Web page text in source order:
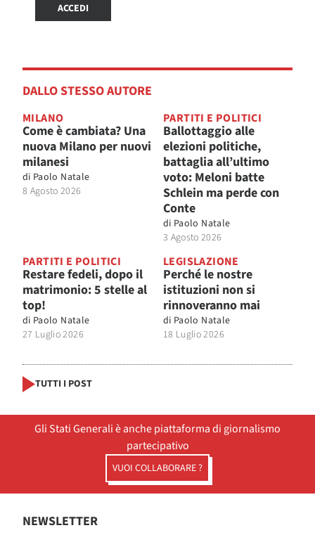
ACCEDI
DALLO STESSO AUTORE
MILANO
Come è cambiata? Una
nuova Milano per nuovi
milanesi
di Paolo Natale
8 Agosto 2026
PARTITI E POLITICI
Ballottaggio alle
elezioni politiche,
battaglia all’ultimo
voto: Meloni batte
Schlein ma perde con
Conte
di Paolo Natale
3 Agosto 2026
PARTITI E POLITICI
Restare fedeli, dopo il
matrimonio: 5 stelle al
top!
di Paolo Natale
27 Luglio 2026
LEGISLAZIONE
Perché le nostre
istituzioni non si
rinnoveranno mai
di Paolo Natale
18 Luglio 2026
TUTTI I POST
Gli Stati Generali è anche piattaforma di giornalismo
partecipativo
VUOI COLLABORARE ?
NEWSLETTER